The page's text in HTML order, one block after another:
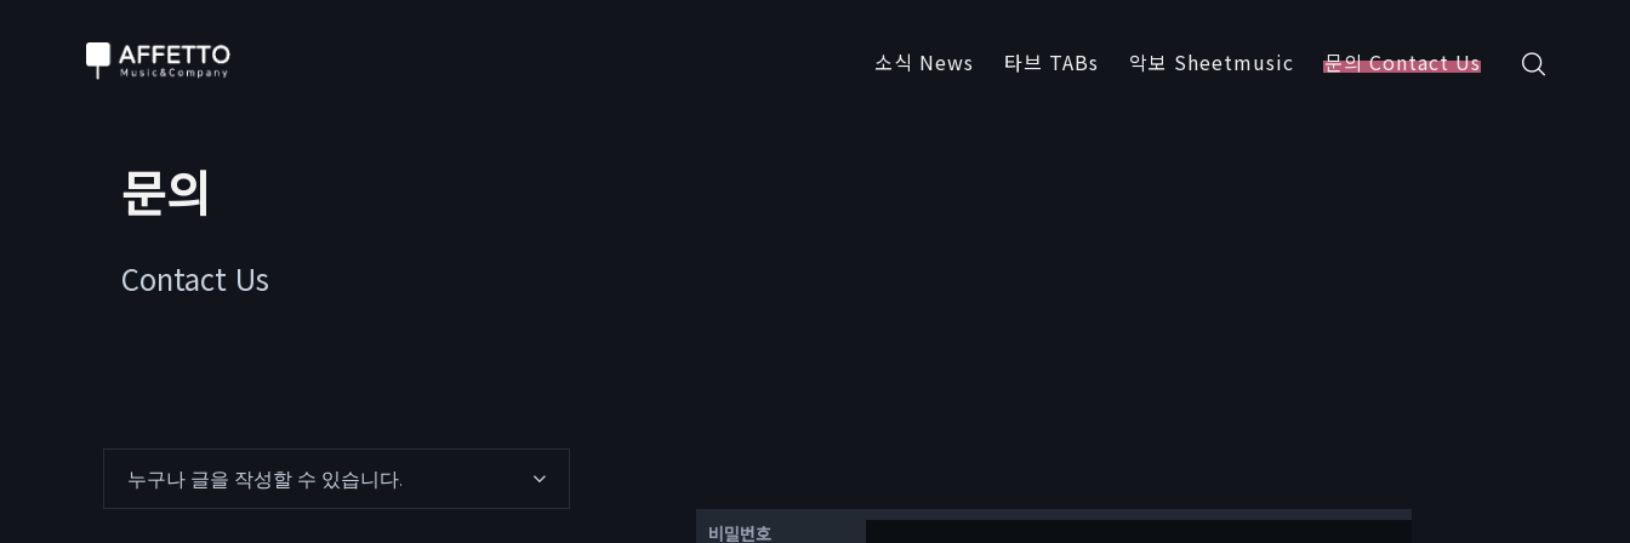
소식 News 타브 TABs 악보 Sheetmusic 문의 Contact Us
문의
Contact Us
누구나 글을 작성할 수 있습니다.
비밀번호